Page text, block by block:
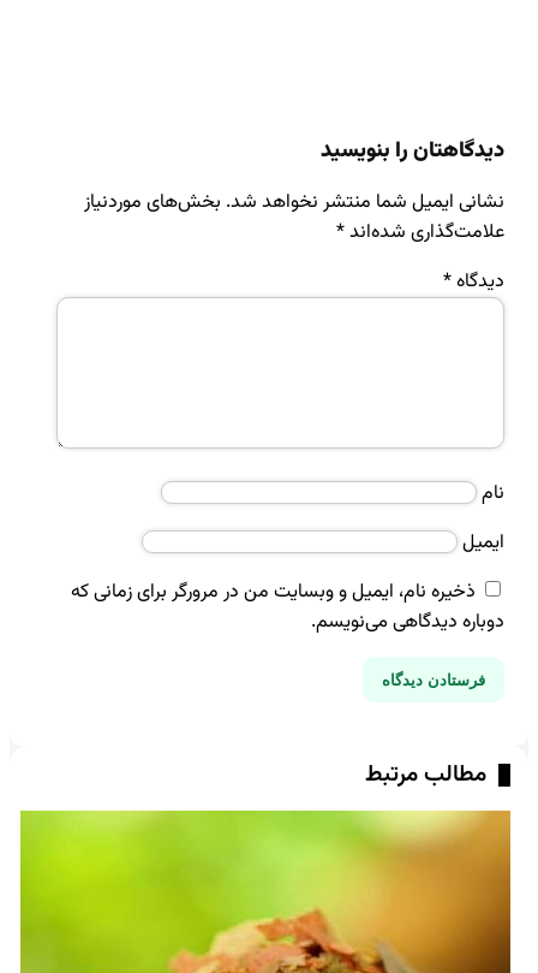
دیدگاهتان را بنویسید
نشانی ایمیل شما منتشر نخواهد شد. بخش‌های موردنیاز
علامت‌گذاری شده‌اند*
دیدگاه*
نام
ایمیل
ذخیره نام، ایمیل و وبسایت من در مرورگر برای زمانی که
دوباره دیدگاهی می‌نویسم.
مطالب مرتبط